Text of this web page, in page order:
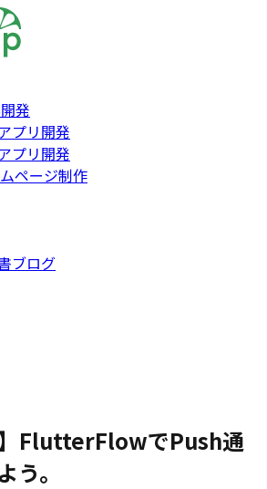
発
プリ開発
プリ開発
ページ制作
ブログ
】FlutterFlowでPush通
う。